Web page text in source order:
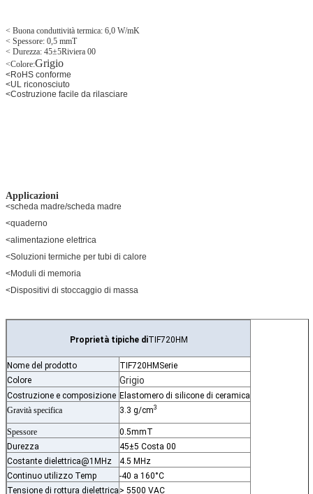
< Buona conduttività termica: 6,0 W/mK
< Spessore: 0,5 mmT
< Durezza: 45±5Riviera 00
<Colore:Grigio
<RoHS conforme
<UL riconosciuto
<Costruzione facile da rilasciare
Applicazioni
<scheda madre/scheda madre
<quaderno
<alimentazione elettrica
<Soluzioni termiche per tubi di calore
<Moduli di memoria
<Dispositivi di stoccaggio di massa
Proprietà tipiche diTIF720HM
Nome del prodotto TIF720HMSerie
Colore
Grigio
Costruzione e composizione Elastomero di silicone di ceramica
Gravità specifica
3.3 g/cm3
Spessore
0.5mmT
Durezza
45±5 Costa 00
Costante dielettrica@1MHz
4.5 MHz
Continuo utilizzo Temp
-40 a 160°C
Tensione di rottura dielettrica > 5500 VAC